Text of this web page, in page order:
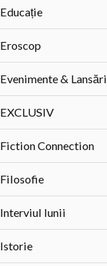
Educație
Eroscop
Evenimente & Lansări
EXCLUSIV
Fiction Connection
Filosofie
Interviul lunii
Istorie